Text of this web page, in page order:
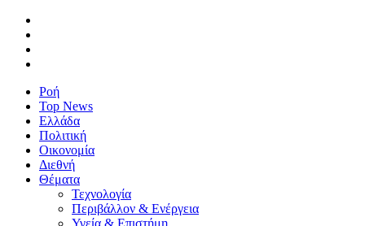
Ροή
Top News
Ελλάδα
Πολιτική
Οικονομία
Διεθνή
Θέματα
Τεχνολογία
Περιβάλλον & Ενέργεια
Υγεία & Επιστήμη